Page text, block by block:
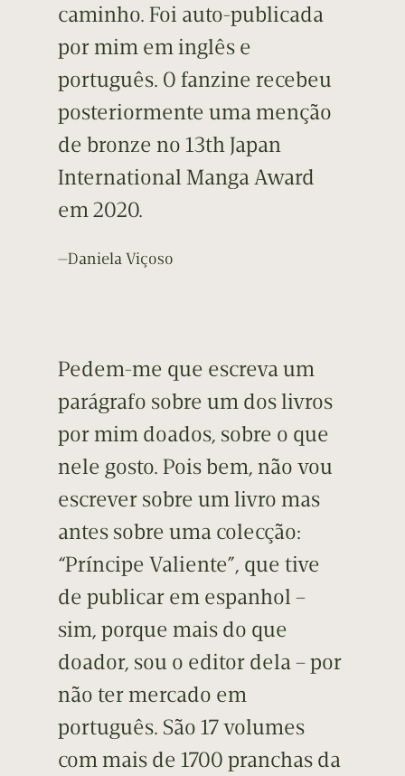
caminho. Foi auto-publicada
por mim em inglês e
português. O fanzine recebeu
posteriormente uma menção
de bronze no 13th Japan
International Manga Award
em 2020.
—Daniela Viçoso
Pedem-me que escreva um
parágrafo sobre um dos livros
por mim doados, sobre o que
nele gosto. Pois bem, não vou
escrever sobre um livro mas
antes sobre uma colecção:
“Príncipe Valiente”, que tive
de publicar em espanhol –
sim, porque mais do que
doador, sou o editor dela – por
não ter mercado em
português. São 17 volumes
com mais de 1700 pranchas da